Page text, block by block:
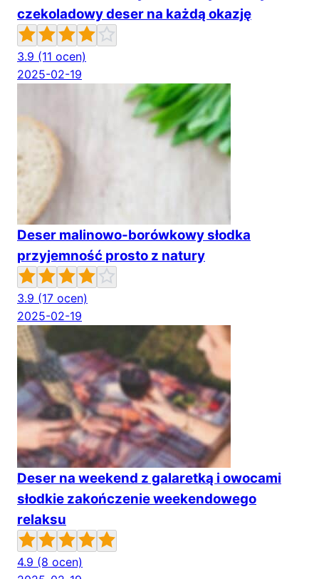
czekoladowy deser na każdą okazję
3.9 (11 ocen)
2025-02-19
Deser malinowo-borówkowy słodka
przyjemność prosto z natury
3.9 (17 ocen)
2025-02-19
Deser na weekend z galaretką i owocami
słodkie zakończenie weekendowego
relaksu
4.9 (8 ocen)